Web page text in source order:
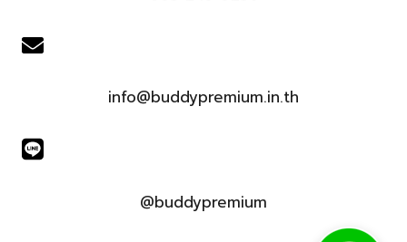
info@buddypremium.in.th
@buddypremium